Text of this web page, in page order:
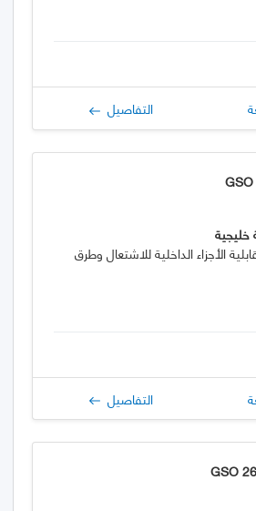
التفاصيل
خليجية
الأجزاء الداخلية للاشتعال وطرق
التفاصيل
GSO